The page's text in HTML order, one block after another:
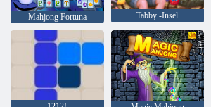
Mahjong Fortuna Tabby -Insel